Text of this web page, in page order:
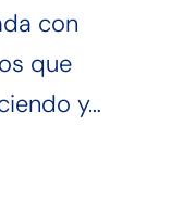
con
que
y…